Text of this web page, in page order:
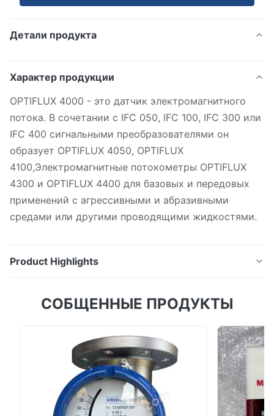
Детали продукта
Характер продукции
OPTIFLUX 4000 - это датчик электромагнитного
потока. В сочетании с IFC 050, IFC 100, IFC 300 или
IFC 400 сигнальными преобразователями он
образует OPTIFLUX 4050, OPTIFLUX
4100,Электромагнитные потокометры OPTIFLUX
4300 и OPTIFLUX 4400 для базовых и передовых
применений с агрессивными и абразивными
средами или другими проводящими жидкостями.
Product Highlights
потока. В сочетании с IFC 050, IFC 100, IFC 300 или
образует OPTIFLUX 4050, OPTIFLUX
4100,Электромагнитные потокометры OPTIFLUX
4300 и OPTIFLUX 4400 для базовых и передовых
применений с агрессивными и абразивными с...
СОБЩЕННЫЕ ПРОДУКТЫ